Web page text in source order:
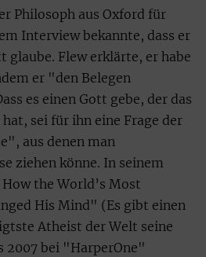
Philosoph aus Oxford für
Interview bekannte, dass er
glaube. Flew erklärte, er habe
er "den Belegen
es einen Gott gebe, der das
sei für ihn eine Frage der
aus denen man
ziehen könne. In seinem
the World’s Most
His Mind" (Es gibt einen
Atheist der Welt seine
2007 bei "HarperOne"